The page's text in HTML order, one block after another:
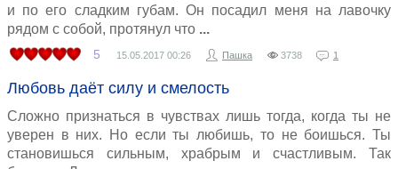
и по его сладким губам. Он посадил меня на лавочку
рядом с собой, протянул что
5 15.05.2017 00:26 Пашка 3738 1
Любовь даёт силу и смелость
Сложно признаться в чувствах лишь тогда, когда ты не
уверен в них. Но если ты любишь, то не боишься. Ты
становишься сильным, храбрым и счастливым. Так